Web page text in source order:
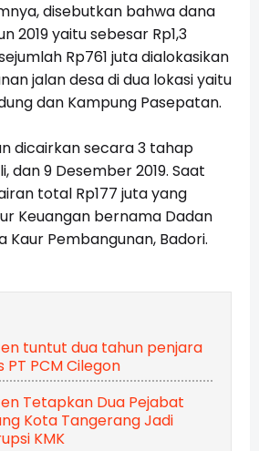
disebutkan bahwa dana
2019 yaitu sebesar Rp1,3
Rp761 juta dialokasikan
jalan desa di dua lokasi yaitu
dan Kampung Pasepatan.
dicairkan secara 3 tahap
dan 9 Desember 2019. Saat
total Rp177 juta yang
Keuangan bernama Dadan
Pembangunan, Badori.
tuntut dua tahun penjara
PCM Cilegon
Tetapkan Dua Pejabat
Kota Tangerang Jadi
KMK